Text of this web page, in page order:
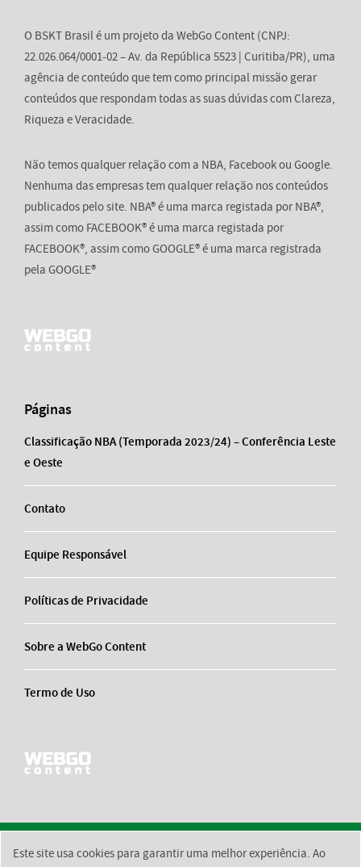
O BSKT Brasil é um projeto da WebGo Content (CNPJ:
22.026.064/0001-02 – Av. da República 5523 | Curitiba/PR), uma
agência de conteúdo que tem como principal missão gerar
conteúdos que respondam todas as suas dúvidas com Clareza,
Riqueza e Veracidade.
Não temos qualquer relação com a NBA, Facebook ou Google.
Nenhuma das empresas tem qualquer relação nos conteúdos
publicados pelo site. NBA® é uma marca registada por NBA®,
assim como FACEBOOK® é uma marca registada por
FACEBOOK®, assim como GOOGLE® é uma marca registrada
pela GOOGLE®
Páginas
Classificação NBA (Temporada 2023/24) – Conferência Leste
e Oeste
Contato
Equipe Responsável
Políticas de Privacidade
Sobre a WebGo Content
Termo de Uso
2026 © BsktBrasil
Este site usa cookies para garantir uma melhor experiência. Ao